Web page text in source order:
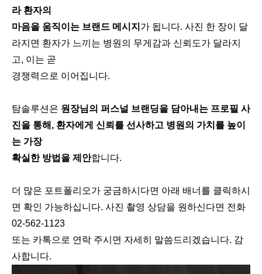
라 환자의
마음을 움직이는 브랜드 메시지 가 됩니다. 사진 한 장이 달
라지면 환자가 느끼는 병원의 무게감과 신뢰도가 달라지
고, 이는 곧
경쟁력으로 이어집니다.
탐솔루션은 원장님의 퍼스널 브랜딩을 담아내는 프로필 사
진을 통해, 환자에게 신뢰를 선사하고 병원의 가치를 높이
는 가장
확실한 방법을 제안합니다.
더 많은 포트폴리오가 궁금하시다면 아래 배너를 클릭하시
면 확인 가능하십니다. 사진 촬영 상담을 원하신다면 전화
02-562-1123
또는 카톡으로 연락 주시면 자세히 말씀드리겠습니다. 감
사합니다.